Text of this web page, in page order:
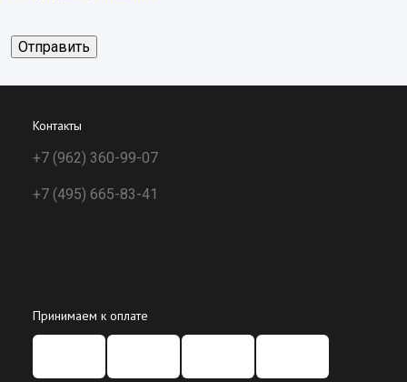
Контакты
+7 (962) 360-99-07
+7 (495) 665-83-41
Принимаем к оплате